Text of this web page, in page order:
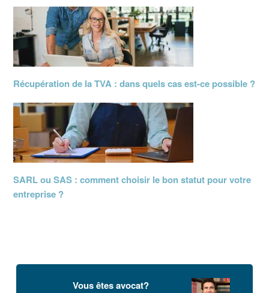
Récupération de la TVA : dans quels cas est-ce possible ?
SARL ou SAS : comment choisir le bon statut pour votre
entreprise ?
Vous êtes avocat?